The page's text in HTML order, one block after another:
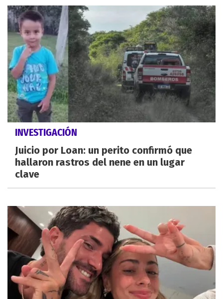
INVESTIGACIÓN
Juicio por Loan: un perito confirmó que
hallaron rastros del nene en un lugar
clave